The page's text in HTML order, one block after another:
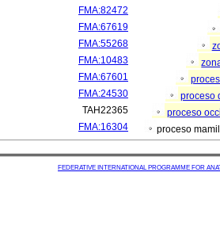
FMA:82472
FMA:67619
FMA:55268
FMA:10483
FMA:67601
FMA:24530
proceso
TAH22365
proceso
FMA:16304
proceso
FEDERATIVE INTERNATIONAL PROGRAMME FOR